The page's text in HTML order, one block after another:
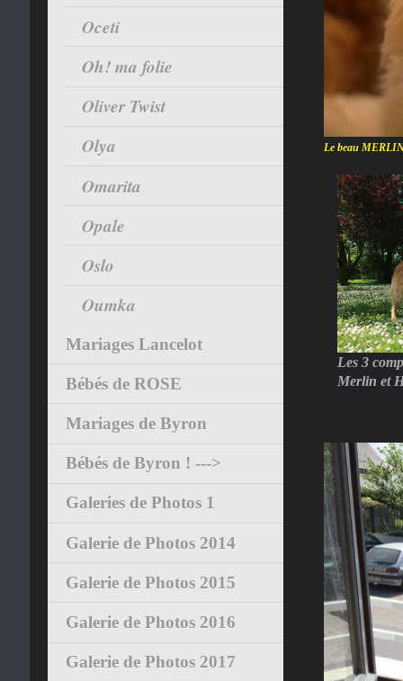
Le beau
Les 3
Merlin et
Oceti
Oh! ma folie
Oliver Twist
Olya
Omarita
Opale
Oslo
Oumka
Mariages Lancelot
Bébés de ROSE
Mariages de Byron
Bébés de Byron ! --->
Galeries de Photos 1
Galerie de Photos 2014
Galerie de Photos 2015
Galerie de Photos 2016
Galerie de Photos 2017